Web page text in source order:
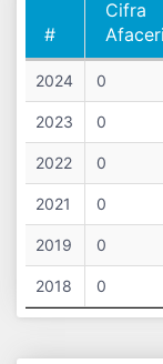
#
Cifra
Afaceri
#
2024 0
2023 0
2022 0
2021 0
2019 0
2018 0